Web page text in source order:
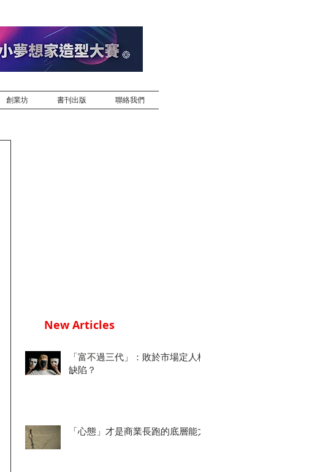
創業坊 書刊出版 聯絡我們
New Articles
「富不過三代」：敗於市場定人格
缺陷？
「心態」才是商業長跑的底層能力